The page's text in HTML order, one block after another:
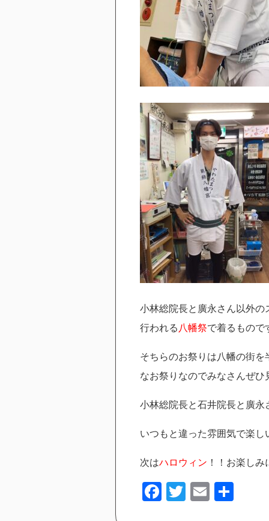
小林総院長と廣永さん以外の
行われる 八幡祭で着るもので
そちらのお祭りは八幡の街
なお祭りなのでみなさんぜひ
小林総院長と石井院長と廣永
いつもと違った雰囲気で楽し
次はハロウィン ！！お楽しみ
Facebook
TwitterEmail